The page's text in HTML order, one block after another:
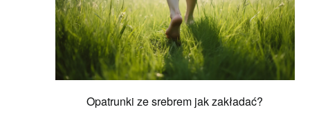
Opatrunki ze srebrem jak zakładać?